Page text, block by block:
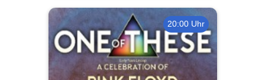
20:00 Uhr